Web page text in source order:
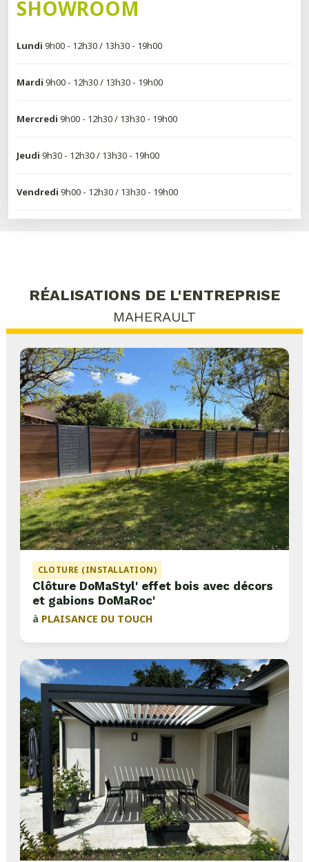
SHOWROOM
Lundi 9h00 - 12h30 / 13h30 - 19h00
Mardi 9h00 - 12h30 / 13h30 - 19h00
Mercredi 9h00 - 12h30 / 13h30 - 19h00
Jeudi 9h30 - 12h30 / 13h30 - 19h00
Vendredi 9h00 - 12h30 / 13h30 - 19h00
RÉALISATIONS DE L'ENTREPRISE
MAHERAULT
CLOTURE (INSTALLATION)
Clôture DoMaStyl' effet bois avec décors
et gabions DoMaRoc'
à PLAISANCE DU TOUCH